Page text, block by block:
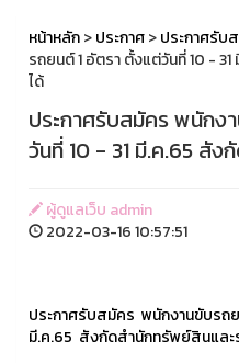
หน้าหลัก>ประกาศ>ประกาศรับ
รถยนต์ 1 อัตรา ตั้งแต่วันที่ 10 -
ได้
ประกาศรับสมัคร พนักง
วันที่ 10 - 31 มี.ค.65 สั
ผู้ดูแลเว็บ admin
2022-03-16 10:57:51
ประกาศรับสมัคร พนักงานขับรถ
มี.ค.65 สังกัดสำนักทรัพย์สินและ